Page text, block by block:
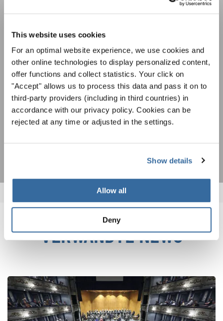
This website uses cookies
For an optimal website experience, we use cookies and
other online technologies to display personalized content,
offer functions and collect statistics. Your click on
"Accept" allows us to process this data and pass it on to
third-party providers (including in third countries) in
accordance with our privacy policy. Cookies can be
rejected at any time or adjusted in the settings.
Show details
Allow all
Deny
Datenschutzhinweis
Um diesen Inhalt zu sehen, müssen Sie der erweiterten Datenschutzrichtlinie
zustimmen. Sie können diese Einstellung jederzeit in den Cookie-Einstellungen
ändern.
ZUSTIMMEN
Besondere Veranstaltungshinweise und
Auftrittsmöglichkeiten bekommen Sie im
kostenlosen INTERKULTUR-Newsletter.
Ich bin mit dem Erhalt des Newsletters einverstanden und
akzeptiere dieDatenschutzbestimmungen.
ANMELDEN
VERWANDTE NEWS